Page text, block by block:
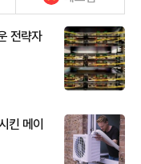
전략자
킨 메이